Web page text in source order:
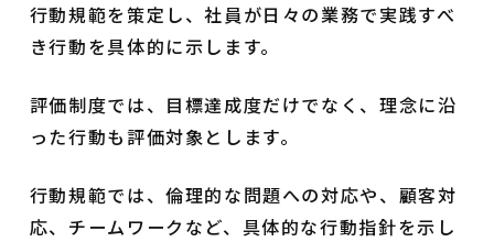
行動規範を策定し、社員が日々の業務で実践すべ
き行動を具体的に示します。
評価制度では、目標達成度だけでなく、理念に沿
った行動も評価対象とします。
行動規範では、倫理的な問題への対応や、顧客対
応、チームワークなど、具体的な行動指針を示し